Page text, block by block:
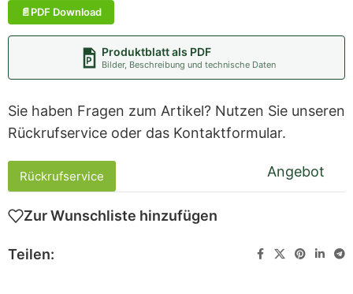
PDF Download
Produktblatt als PDF
Bilder, Beschreibung und technische Daten
Sie haben Fragen zum Artikel? Nutzen Sie unseren
Rückrufservice oder das Kontaktformular.
Rückrufservice Angebot
Zur Wunschliste hinzufügen
Teilen: